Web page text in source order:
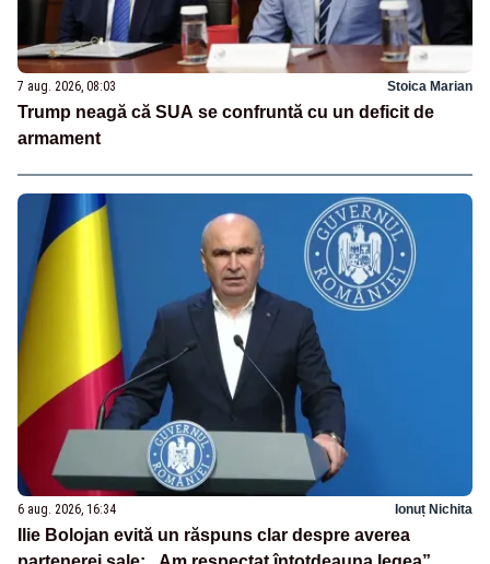
7 aug. 2026, 08:03 Stoica Marian
Trump neagă că SUA se confruntă cu un deficit de
armament
6 aug. 2026, 16:34 Ionuț Nichita
Ilie Bolojan evită un răspuns clar despre averea